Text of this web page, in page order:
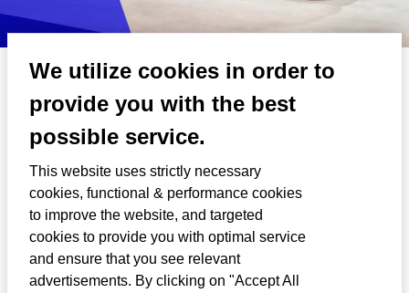
09/01/2026
De volledig nieuwe Toyota Hilux maakt zijn
Europese debuut op de Brussels Motor Show
2026, die plaatsvindt vanaf vandaag, 9 tot
en met 18 januari in Brussels Expo.
Bezoekers krijgen hier voor het eerst de kans
om de negende generatie van Toyota’s
We utilize cookies in order to
provide you with the best
possible service.
This website uses strictly necessary
cookies, functional & performance cookies
to improve the website, and targeted
cookies to provide you with optimal service
and ensure that you see relevant
advertisements. By clicking on "Accept All